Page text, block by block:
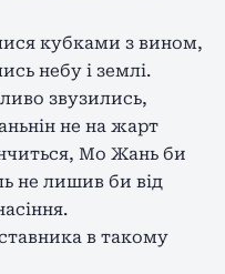
кубками з вином,
небу і землі.
звузились,
не на жарт
Мо Жань би
не лишив би від
в такому